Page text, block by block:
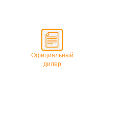
Официальный
дилер